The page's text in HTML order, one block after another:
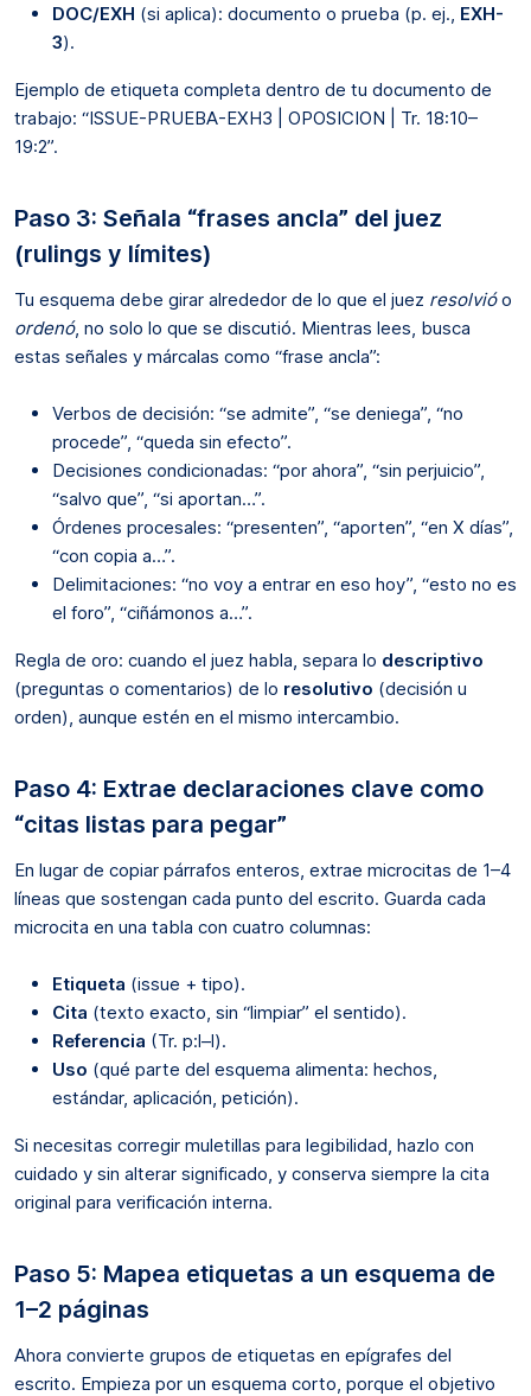
DOC/EXH (si aplica): documento o prueba (p. ej., EXH-
3).
Ejemplo de etiqueta completa dentro de tu documento de
trabajo: “ISSUE-PRUEBA-EXH3 | OPOSICION | Tr. 18:10–
19:2”.
Paso 3: Señala “frases ancla” del juez
(rulings y límites)
Tu esquema debe girar alrededor de lo que el juez resolvióo
ordenó, no solo lo que se discutió. Mientras lees, busca
estas señales y márcalas como “frase ancla”:
Verbos de decisión: “se admite”, “se deniega”, “no
procede”, “queda sin efecto”.
Decisiones condicionadas: “por ahora”, “sin perjuicio”,
“salvo que”, “si aportan…”.
Órdenes procesales: “presenten”, “aporten”, “en X días”,
“con copia a…”.
Delimitaciones: “no voy a entrar en eso hoy”, “esto no es
el foro”, “ciñámonos a…”.
Regla de oro: cuando el juez habla, separa lo descriptivo
(preguntas o comentarios) de lo resolutivo (decisión u
orden), aunque estén en el mismo intercambio.
Paso 4: Extrae declaraciones clave como
“citas listas para pegar”
En lugar de copiar párrafos enteros, extrae microcitas de 1–4
líneas que sostengan cada punto del escrito. Guarda cada
microcita en una tabla con cuatro columnas:
Etiqueta (issue + tipo).
Cita (texto exacto, sin “limpiar” el sentido).
Referencia (Tr. p:l–l).
Uso (qué parte del esquema alimenta: hechos,
estándar, aplicación, petición).
Si necesitas corregir muletillas para legibilidad, hazlo con
cuidado y sin alterar significado, y conserva siempre la cita
original para verificación interna.
Paso 5: Mapea etiquetas a un esquema de
1–2 páginas
Ahora convierte grupos de etiquetas en epígrafes del
escrito. Empieza por un esquema corto, porque el objetivo